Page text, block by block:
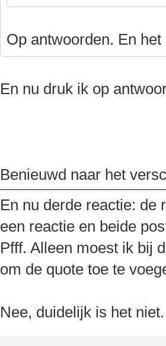
Op antwoorden. En
En nu druk ik op
Benieuwd naar het
En nu derde reactie: de
een reactie en beide
Pfff. Alleen moest ik bij
om de quote toe te
Nee, duidelijk is het niet.